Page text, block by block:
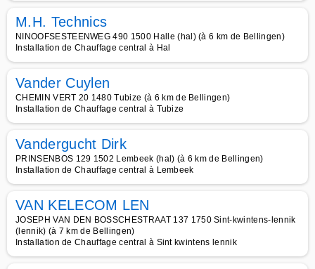
M.H. Technics
NINOOFSESTEENWEG 490 1500 Halle (hal) (à 6 km de Bellingen)
Installation de Chauffage central à Hal
Vander Cuylen
CHEMIN VERT 20 1480 Tubize (à 6 km de Bellingen)
Installation de Chauffage central à Tubize
Vandergucht Dirk
PRINSENBOS 129 1502 Lembeek (hal) (à 6 km de Bellingen)
Installation de Chauffage central à Lembeek
VAN KELECOM LEN
JOSEPH VAN DEN BOSSCHESTRAAT 137 1750 Sint-kwintens-lennik
(lennik) (à 7 km de Bellingen)
Installation de Chauffage central à Sint kwintens lennik